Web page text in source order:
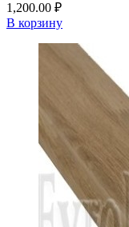
1,200.00 ₽
В корзину